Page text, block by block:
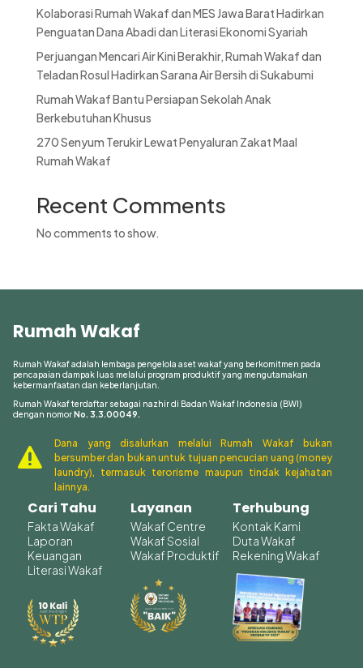
Kolaborasi Rumah Wakaf dan MES Jawa Barat Hadirkan
Penguatan Dana Abadi dan Literasi Ekonomi Syariah
Perjuangan Mencari Air Kini Berakhir, Rumah Wakaf dan
Teladan Rosul Hadirkan Sarana Air Bersih di Sukabumi
Rumah Wakaf Bantu Persiapan Sekolah Anak
Berkebutuhan Khusus
270 Senyum Terukir Lewat Penyaluran Zakat Maal
Rumah Wakaf
Recent Comments
No comments to show.
Rumah Wakaf
Rumah Wakaf adalah lembaga pengelola aset wakaf yang berkomitmen pada
pencapaian dampak luas melalui program produktif yang mengutamakan
kebermanfaatan dan keberlanjutan.
Rumah Wakaf terdaftar sebagai nazhir di Badan Wakaf Indonesia (BWI)
dengan nomorNo. 3.3.00049.

Dana yang disalurkan melalui Rumah Wakaf bukan
bersumber dan bukan untuk tujuan pencucian uang (money
laundry), termasuk terorisme maupun tindak kejahatan
lainnya.
Cari Tahu
Fakta Wakaf
Laporan
Keuangan
Literasi Wakaf
Layanan
Wakaf Centre
Wakaf Sosial
Wakaf Produktif
Terhubung
Kontak Kami
Duta Wakaf
Rekening Wakaf